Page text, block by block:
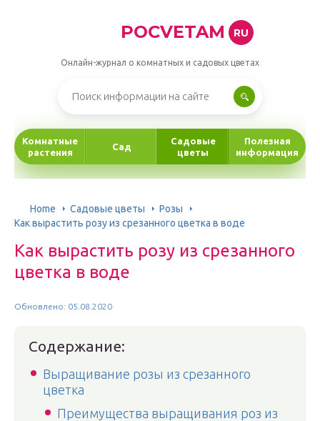
POCVETAM RU
Онлайн-журнал о комнатных и садовых цветах
Комнатные
растения
Сад
Садовые
цветы
Полезная
информация
Home Садовые цветы
Розы
Как вырастить розу из срезанного цветка в воде
Как вырастить розу из срезанного
цветка в воде
Обновлено: 05.08.2020
Содержание:
Выращивание розы из срезанного
цветка
Преимущества выращивания роз из